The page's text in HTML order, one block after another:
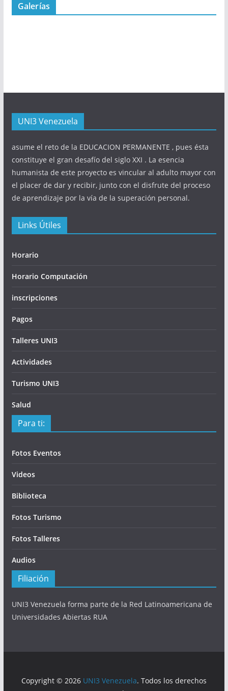
Galerías
UNI3 Venezuela
asume el reto de la EDUCACION PERMANENTE , pues ésta
constituye el gran desafío del siglo XXI . La esencia
humanista de este proyecto es vincular al adulto mayor con
el placer de dar y recibir, junto con el disfrute del proceso
de aprendizaje por la vía de la superación personal.
Links Útiles
Horario
Horario Computación
inscripciones
Pagos
Talleres UNI3
Actividades
Turismo UNI3
Salud
Para ti:
Fotos Eventos
Videos
Biblioteca
Fotos Turismo
Fotos Talleres
Audios
Filiación
UNI3 Venezuela forma parte de la Red Latinoamericana de
Universidades Abiertas RUA
Copyright © 2026 UNI3 Venezuela. Todos los derechos